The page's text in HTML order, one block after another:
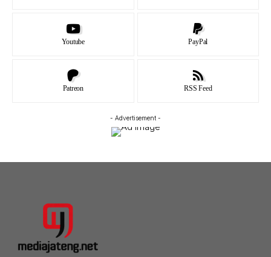
Youtube PayPal
Patreon RSS Feed
- Advertisement -